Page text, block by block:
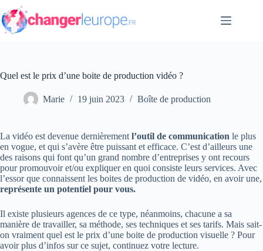
Passer
au
contenu
Quel est le prix d’une boite de production vidéo ?
Marie 19 juin 2023 Boîte de production
La vidéo est devenue dernièrement l’outil de communication le plus
en vogue, et qui s’avère être puissant et efficace. C’est d’ailleurs une
des raisons qui font qu’un grand nombre d’entreprises y ont recours
pour promouvoir et/ou expliquer en quoi consiste leurs services. Avec
l’essor que connaissent les boites de production de vidéo, en avoir une,
représente un potentiel pour vous.
Il existe plusieurs agences de ce type, néanmoins, chacune a sa
manière de travailler, sa méthode, ses techniques et ses tarifs. Mais sait-
on vraiment quel est le prix d’une boite de production visuelle ? Pour
avoir plus d’infos sur ce sujet, continuez votre lecture.